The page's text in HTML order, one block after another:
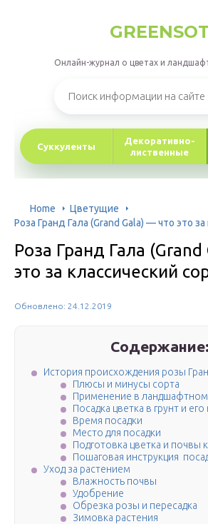
Онлайн-журнал о цветах и
Суккуленты
Декоративно-
лиственные
Home
Цветущие
Роза Гранд Гала (Grand Gala) — что это
Роза Гранд Гала
это за классический
Обновлено: 24.12.2019
Содержание:
История происхождения розы
Плюсы и минусы сорта
Применение в ландшафтном
Посадка цветка в грунт и
Время посадки
Место для посадки
Подготовка цветка и почвы
Пошаговая инструкция
Уход за растением
Влажность почвы
Удобрение
Обрезка розы и пересадка
Зимовка растения